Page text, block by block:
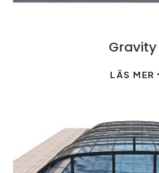
Gravity
LÄS MER